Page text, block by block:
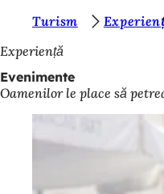
Salt la conținut
u
n
t
Turism
Experiență
Evenimente
Oamenilor le place să